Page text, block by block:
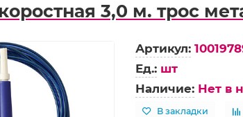
3,0 м. трос
Артикул:
Ед.: шт
Наличие: Нет в
В закладки